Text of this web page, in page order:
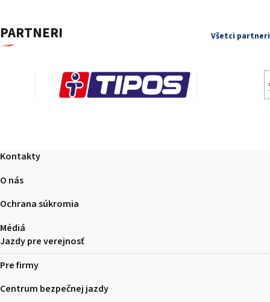
PARTNERI Všetci partneri
Kontakty
O nás
Ochrana súkromia
Médiá
Jazdy pre verejnosť
Pre firmy
Centrum bezpečnej jazdy